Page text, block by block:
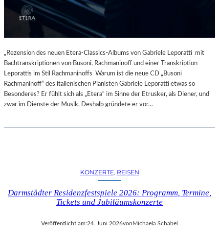
„Rezension des neuen Etera-Classics-Albums von Gabriele Leporatti mit
Bachtranskriptionen von Busoni, Rachmaninoff und einer Transkription
Leporattis im Stil Rachmaninoffs Warum ist die neue CD „Busoni
Rachmaninoff“ des italienischen Pianisten Gabriele Leporatti etwas so
Besonderes? Er fühlt sich als „Etera“ im Sinne der Etrusker, als Diener, und
zwar im Dienste der Musik. Deshalb gründete er vor…
KONZERTE, REISEN
Darmstädter Residenzfestspiele 2026: Programm, Termine,
Tickets und Jubiläumskonzerte
Veröffentlicht am:24. Juni 2026vonMichaela Schabel